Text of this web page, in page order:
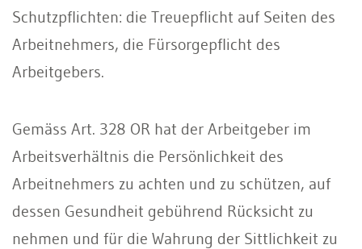
Schutzpflichten: die Treuepflicht auf Seiten des
Arbeitnehmers, die Fürsorgepflicht des
Arbeitgebers.
Gemäss Art. 328 OR hat der Arbeitgeber im
Arbeitsverhältnis die Persönlichkeit des
Arbeitnehmers zu achten und zu schützen, auf
dessen Gesundheit gebührend Rücksicht zu
nehmen und für die Wahrung der Sittlichkeit zu